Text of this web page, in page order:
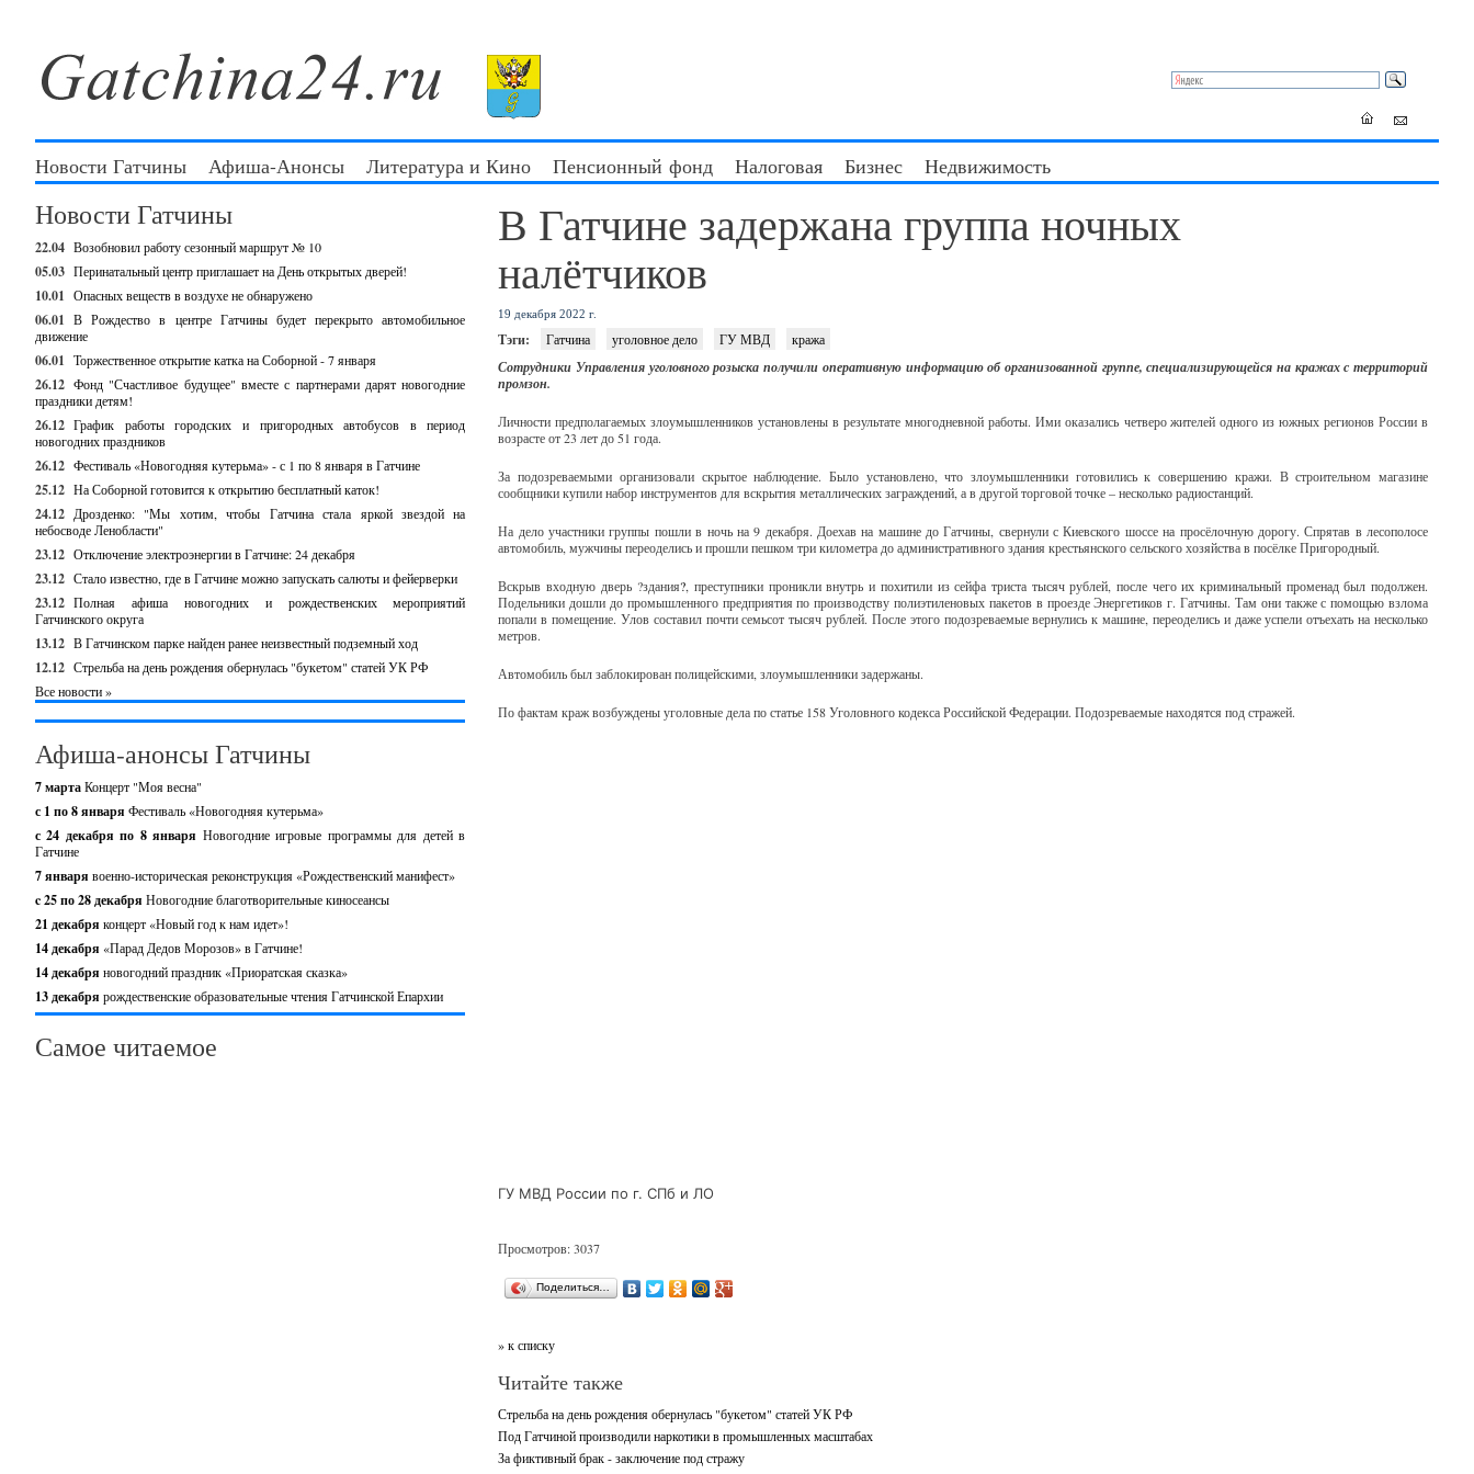
Новости Гатчины Афиша-Анонсы Литература и Кино Пенсионный фонд Налоговая Бизнес Недвижимость
Новости Гатчины
22.04 Возобновил работу сезонный маршрут № 10
05.03 Перинатальный центр приглашает на День открытых дверей!
10.01 Опасных веществ в воздухе не обнаружено
06.01 В Рождество в центре Гатчины будет перекрыто автомобильное
движение
06.01 Торжественное открытие катка на Соборной - 7 января
26.12 Фонд "Счастливое будущее" вместе с партнерами дарят новогодние
праздники детям!
26.12 График работы городских и пригородных автобусов в период
новогодних праздников
26.12 Фестиваль «Новогодняя кутерьма» - с 1 по 8 января в Гатчине
25.12 На Соборной готовится к открытию бесплатный каток!
24.12 Дрозденко: "Мы хотим, чтобы Гатчина стала яркой звездой на
небосводе Ленобласти"
23.12 Отключение электроэнергии в Гатчине: 24 декабря
23.12 Стало известно, где в Гатчине можно запускать салюты и фейерверки
23.12 Полная афиша новогодних и рождественских мероприятий
Гатчинского округа
13.12 В Гатчинском парке найден ранее неизвестный подземный ход
12.12 Стрельба на день рождения обернулась "букетом" статей УК РФ
Все новости »
Афиша-анонсы Гатчины
7 мартаКонцерт "Моя весна"
с 1 по 8 января Фестиваль «Новогодняя кутерьма»
с 24 декабря по 8 января Новогодние игровые программы для детей в
Гатчине
7 января военно-историческая реконструкция «Рождественский манифест»
c 25 по 28 декабря Новогодние благотворительные киносеансы
21 декабря концерт «Новый год к нам идет»!
14 декабря «Парад Дедов Морозов» в Гатчине!
14 декабря новогодний праздник «Приоратская сказка»
13 декабря рождественские образовательные чтения Гатчинской Епархии
Самое читаемое
В Гатчине задержана группа ночных
налётчиков
19 декабря 2022 г.
Тэги: Гатчина уголовное дело ГУ МВД кража
Сотрудники Управления уголовного розыска получили оперативную информацию об организованной группе, специализирующейся на кражах с территорий
промзон.
Личности предполагаемых злоумышленников установлены в результате многодневной работы. Ими оказались четверо жителей одного из южных регионов России в
возрасте от 23 лет до 51 года.
За подозреваемыми организовали скрытое наблюдение. Было установлено, что злоумышленники готовились к совершению кражи. В строительном магазине
сообщники купили набор инструментов для вскрытия металлических заграждений, а в другой торговой точке – несколько радиостанций.
На дело участники группы пошли в ночь на 9 декабря. Доехав на машине до Гатчины, свернули с Киевского шоссе на просёлочную дорогу. Спрятав в лесополосе
автомобиль, мужчины переоделись и прошли пешком три километра до административного здания крестьянского сельского хозяйства в посёлке Пригородный.
Вскрыв входную дверь ?здания?, преступники проникли внутрь и похитили из сейфа триста тысяч рублей, после чего их криминальный променад был подолжен.
Подельники дошли до промышленного предприятия по производству полиэтиленовых пакетов в проезде Энергетиков г. Гатчины. Там они также с помощью взлома
попали в помещение. Улов составил почти семьсот тысяч рублей. После этого подозреваемые вернулись к машине, переоделись и даже успели отъехать на несколько
метров.
Автомобиль был заблокирован полицейскими, злоумышленники задержаны.
По фактам краж возбуждены уголовные дела по статье 158 Уголовного кодекса Российской Федерации. Подозреваемые находятся под стражей.
ГУ МВД России по г. СПб и ЛО
Просмотров: 3037
Поделиться…
» к списку
Читайте также
Стрельба на день рождения обернулась "букетом" статей УК РФ
Под Гатчиной производили наркотики в промышленных масштабах
За фиктивный брак - заключение под стражу